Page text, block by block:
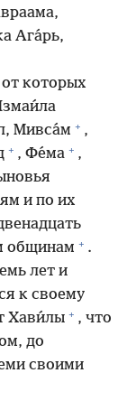
Ага́рь,
которых
Мивса́м + ,
+ , Фе́ма + ,
и по их
общинам + .
лет и
к своему
Хави́лы + , что
до
своими